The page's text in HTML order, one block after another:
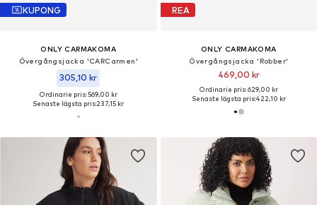
KUPONG
ONLY CARMAKOMA
Övergångsjacka 'CARCarmen'
305,10 kr
Ordinarie pris: 569,00 kr
Senaste lägsta pris:237,15 kr
REA
ONLY CARMAKOMA
Övergångsjacka 'Robber'
469,00 kr
Ordinarie pris: 629,00 kr
Senaste lägsta pris:422,10 kr